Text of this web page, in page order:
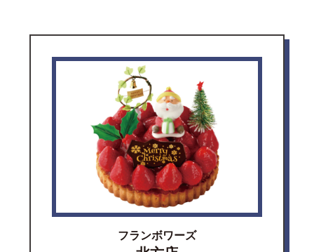
フランボワーズ